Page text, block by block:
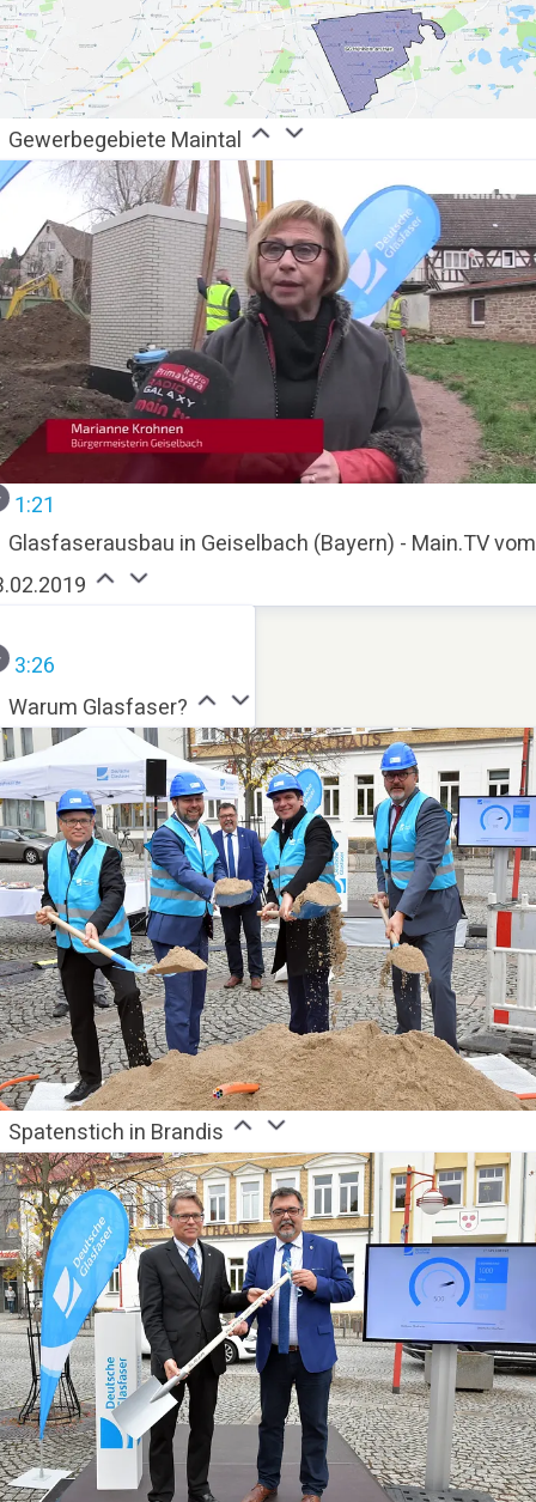
Gewerbegebiete Maintal
1:21
Glasfaserausbau in Geiselbach (Bayern) - Main.TV vom
3:26
Warum Glasfaser?
Spatenstich in Brandis